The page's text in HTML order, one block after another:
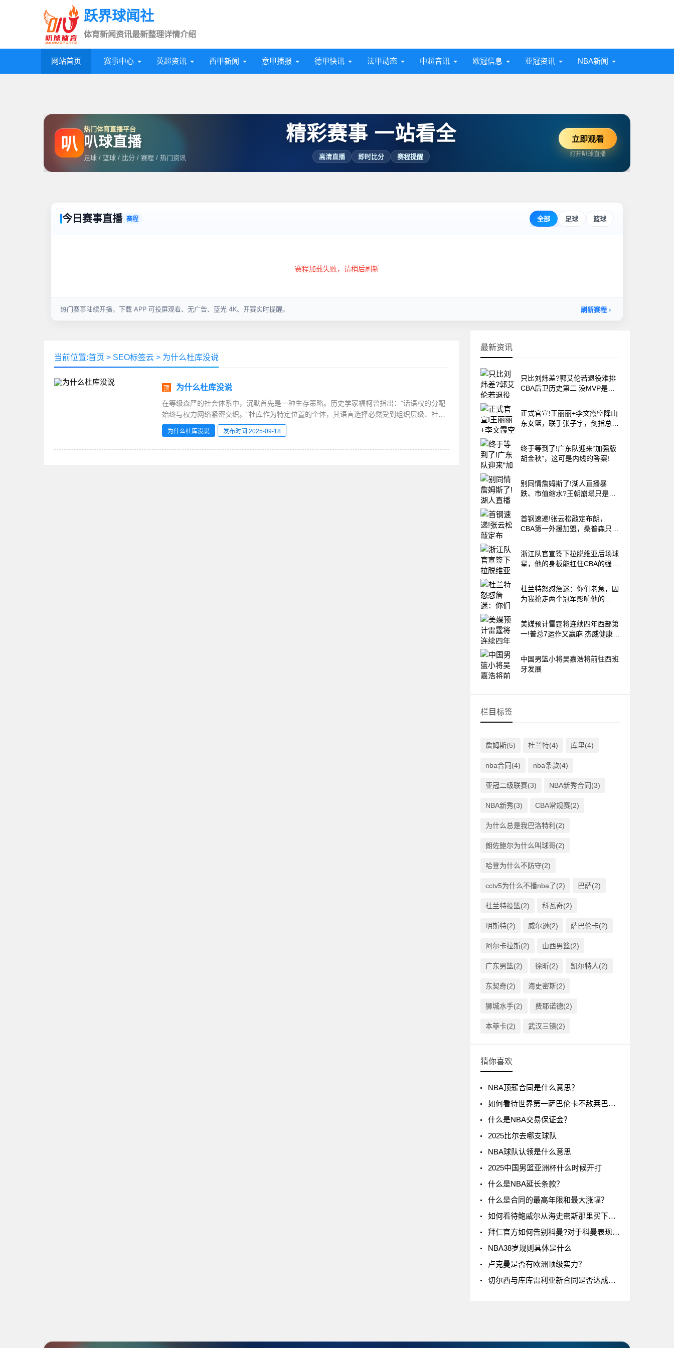
跃界球闻社
体育新闻资讯最新整理详情介绍
网站首页 赛事中心 英超资讯 西甲新闻 意甲播报 德甲快讯 法甲动态 中超音讯 欧冠信息 亚冠资讯 NBA新闻
叭
热门体育直播平台
叭球直播
足球 / 篮球 / 比分 / 赛程 / 热门资讯
精彩赛事 一站看全
高清直播 即时比分 赛程提醒
立即观看
打开叭球直播
当前位置:首页 > SEO标签云 > 为什么杜库没说
顶 为什么杜库没说
在等级森严的社会体系中，沉默首先是一种生存策略。历史学家福柯曾指出："话语权的分配
始终与权力网络紧密交织。"杜库作为特定位置的个体，其语言选择必然受到组织层级、社会
规范的制约。1912年哥伦比亚大学的研究数据显示，中层管理者在高压...
为什么杜库没说 发布时间:2025-09-18
最新资讯
只比刘炜差?郭艾伦若退役难排
CBA后卫历史第二 没MVP是最
正式官宣!王丽丽+李文霞空降山
东女篮，联手张子宇，剑指总冠
终于等到了!广东队迎来“加强版
胡金秋”，这可是内线的答案!
别同情詹姆斯了!湖人直播暴
跌、市值缩水?王朝崩塌只是资
首钢速递!张云松敲定布朗，
CBA第一外援加盟，桑普森只差
浙江队官宣签下拉脱维亚后场球
星，他的身板能扛住CBA的强度
杜兰特怒怼詹迷：你们老急，因
为我抢走两个冠军影响他的
美媒预计雷霆将连续四年西部第
一!普总7运作又赢麻 杰威健康再
中国男篮小将吴嘉浩将前往西班
牙发展
栏目标签
詹姆斯(5) 杜兰特(4) 库里(4)
nba合同(4) nba条款(4)
亚冠二级联赛(3) NBA新秀合同(3)
NBA新秀(3) CBA常规赛(2)
为什么总是我巴洛特利(2)
朗佐鲍尔为什么叫球哥(2)
哈登为什么不防守(2)
cctv5为什么不播nba了(2) 巴萨(2)
杜兰特投篮(2) 科瓦奇(2)
明斯特(2) 威尔逊(2) 萨巴伦卡(2)
阿尔卡拉斯(2) 山西男篮(2)
广东男篮(2) 徐昕(2) 凯尔特人(2)
东契奇(2) 海史密斯(2)
狮城水手(2) 费耶诺德(2)
本菲卡(2) 武汉三镇(2)
猜你喜欢
NBA顶薪合同是什么意思？
如何看待世界第一萨巴伦卡不敌莱巴金娜?
什么是NBA交易保证金？
2025比尔去哪支球队
NBA球队认领是什么意思
2025中国男篮亚洲杯什么时候开打
什么是NBA延长条款？
什么是合同的最高年限和最大涨幅？
如何看待鲍威尔从海史密斯那里买下了24号球衣
拜仁官方如何告别科曼?对于科曼表现如何评价
NBA38岁规则具体是什么
卢克曼是否有欧洲顶级实力？
切尔西与库库雷利亚新合同是否达成一致